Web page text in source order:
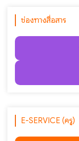
ช่องทางสื่อสาร
E-SERVICE (ครู)